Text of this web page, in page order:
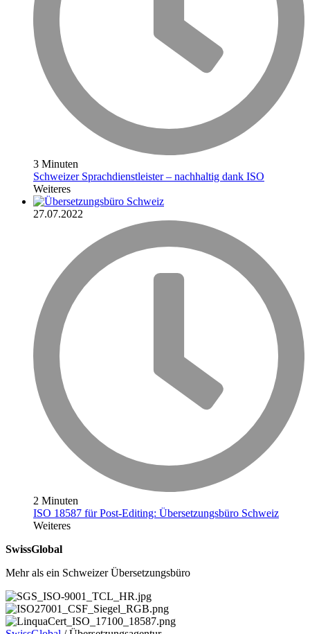
3 Minuten
Schweizer Sprachdienstleister – nachhaltig dank ISO
Weiteres
27.07.2022
2 Minuten
ISO 18587 für Post-Editing: Übersetzungsbüro Schweiz
Weiteres
SwissGlobal
Mehr als ein Schweizer Übersetzungsbüro